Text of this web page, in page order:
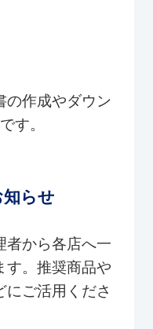
の作成やダウン
す。
らせ
者から各店へ一
す。推奨商品や
にご活用くださ